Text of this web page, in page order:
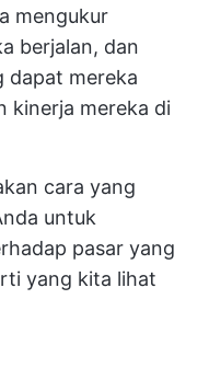
mengukur
berjalan, dan
dapat mereka
kinerja mereka di
cara yang
untuk
pasar yang
yang kita lihat